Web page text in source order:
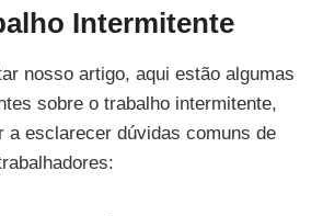
Intermitente
nosso artigo, aqui estão algumas
sobre o trabalho intermitente,
a esclarecer dúvidas comuns de